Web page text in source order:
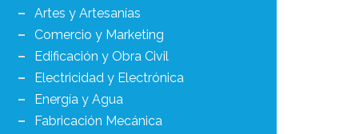
Artes y Artesanías
Comercio y Marketing
Edificación y Obra Civil
Electricidad y Electrónica
Energía y Agua
Fabricación Mecánica